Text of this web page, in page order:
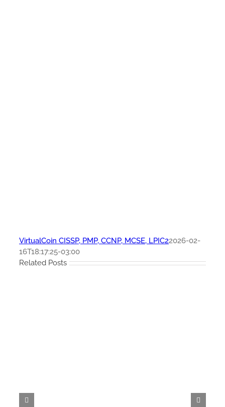
VirtualCoin CISSP, PMP, CCNP, MCSE, LPIC22026-02-
16T18:17:25-03:00
Related Posts